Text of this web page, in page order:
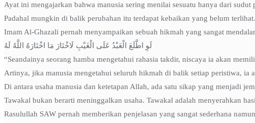
Ayat ini mengajarkan bahwa manusia sering menilai sesuatu hanya dari
Padahal mungkin di balik perubahan itu terdapat kebaikan yang belum terlihat.
Imam Al-Ghazali pernah menyampaikan sebuah hikmah yang sangat
لَوِ اطَّلَعَ الْعَبْدُ عَلَى الْغَيْبِ لَاخْتَارَ مَا اخْتَارَهُ اللَّهُ لَهُ
“Seandainya seorang hamba mengetahui rahasia takdir, niscaya ia akan
Artinya, jika manusia mengetahui seluruh hikmah di balik setiap peristiwa, ia
Di antara usaha manusia dan ketetapan Allah, ada satu sikap yang menjadi
Tawakal bukan berarti meninggalkan usaha. Tawakal adalah menyerahkan
Rasulullah SAW pernah memberikan penjelasan yang sangat sederhana